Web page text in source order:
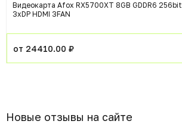
Видеокарта Afox RX5700XT 8GB GDDR6 256bit
3xDP HDMI 3FAN
от 24410.00 ₽
Новые отзывы на сайте